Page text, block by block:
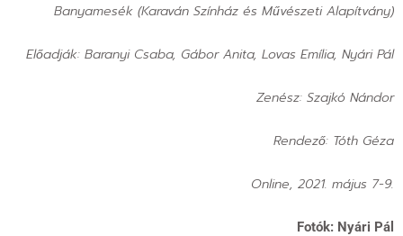
Banyamesék (Karaván Színház és Művészeti Alapítvány)
Előadják: Baranyi Csaba, Gábor Anita, Lovas Emília, Nyári Pál
Zenész: Szajkó Nándor
Rendező: Tóth Géza
Online, 2021. május 7-9.
Fotók: Nyári Pál